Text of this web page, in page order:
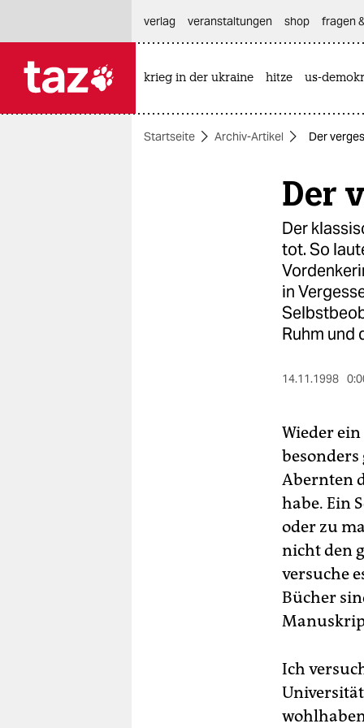
themen
verlag
veranstaltungen shop fragen
krieg in der ukraine hitze us-
Startseite Archiv-Artikel Der
Der
Der
tot. So
in
Ruhm und
14.11.1998
Wieder
Abernten
habe. Ein
oder zu
nicht den
versuche
Bücher
Ich